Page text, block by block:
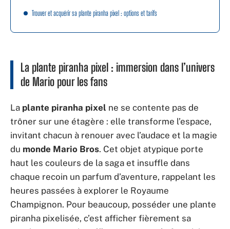
Trouver et acquérir sa plante piranha pixel : options et tarifs
La plante piranha pixel : immersion dans l’univers
de Mario pour les fans
La plante piranha pixel ne se contente pas de
trôner sur une étagère : elle transforme l’espace,
invitant chacun à renouer avec l’audace et la magie
du monde Mario Bros. Cet objet atypique porte
haut les couleurs de la saga et insuffle dans
chaque recoin un parfum d’aventure, rappelant les
heures passées à explorer le Royaume
Champignon. Pour beaucoup, posséder une plante
piranha pixelisée, c’est afficher fièrement sa